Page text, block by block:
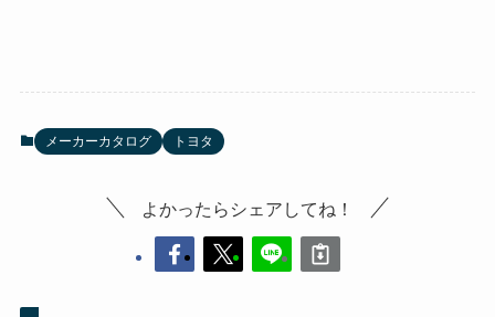
メーカーカタログ トヨタ
よかったらシェアしてね！